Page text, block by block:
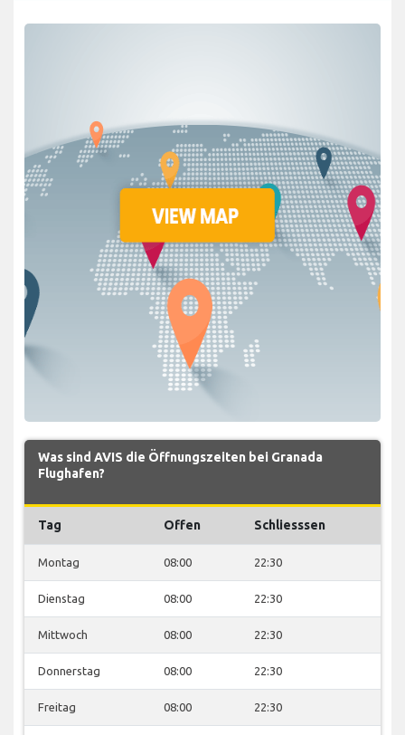
Was sind AVIS die Öffnungszeiten bei Granada
Flughafen?
Tag Offen Schliesssen
Montag 08:00 22:30
Dienstag 08:00 22:30
Mittwoch 08:00 22:30
Donnerstag 08:00 22:30
Freitag 08:00 22:30